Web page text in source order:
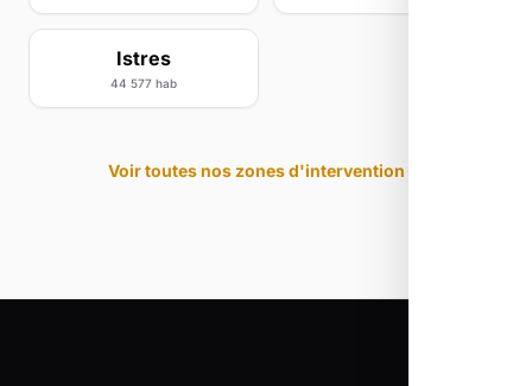
Istres
44 577 hab
Voir toutes nos zones d'intervention